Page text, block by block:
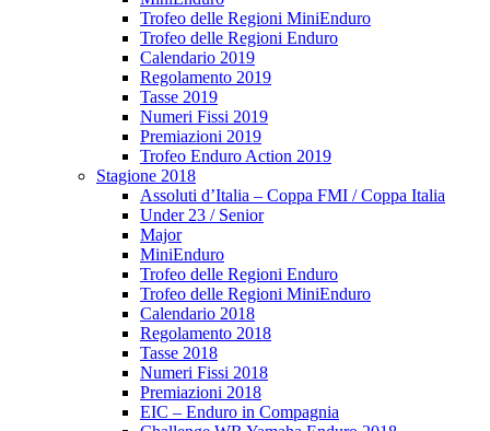
Trofeo delle Regioni MiniEnduro
Trofeo delle Regioni Enduro
Calendario 2019
Regolamento 2019
Tasse 2019
Numeri Fissi 2019
Premiazioni 2019
Trofeo Enduro Action 2019
Stagione 2018
Assoluti d’Italia – Coppa FMI / Coppa Italia
Under 23 / Senior
Major
MiniEnduro
Trofeo delle Regioni Enduro
Trofeo delle Regioni MiniEnduro
Calendario 2018
Regolamento 2018
Tasse 2018
Numeri Fissi 2018
Premiazioni 2018
EIC – Enduro in Compagnia